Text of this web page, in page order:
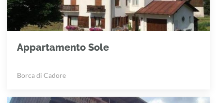
Appartamento Sole
Borca di Cadore